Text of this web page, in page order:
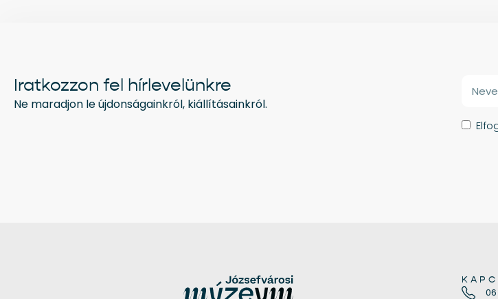
Iratkozzon fel hírlevelünkre
Ne maradjon le újdonságainkról, kiállításainkról.
06